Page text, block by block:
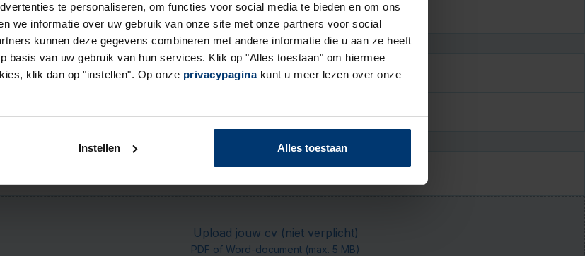
te personaliseren, om functies voor social media te bieden en om ons
we informatie over uw gebruik van onze site met onze partners voor social
kunnen deze gegevens combineren met andere informatie die u aan ze heeft
basis van uw gebruik van hun services. Klik op "Alles toestaan" om hiermee
klik dan op "instellen". Op onze privacypaginakunt u meer lezen over onze
Instellen Alles toestaan
MM JJJJ
en cv
past deze baan bij jou? (niet verplicht)
Upload jouw cv (niet verplicht)
PDF of Word-document (max. 5 MB)